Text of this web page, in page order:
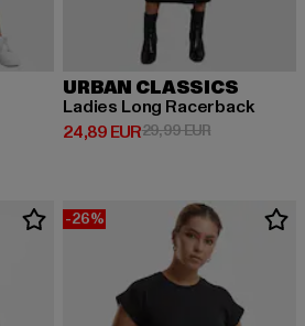
27,99 EUR
URBAN CLASSICS
Ladies Long Racerback
24,89 EUR
Derzeitiger Preis: 24,89 EUR
29,99 EURAktionspreis:
-26%